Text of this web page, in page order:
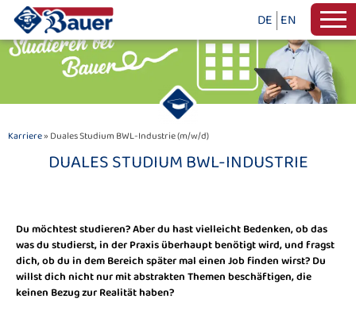
DE EN
Karriere» Duales Studium BWL-Industrie (m/w/d)
DUALES STUDIUM BWL-INDUSTRIE
Du möchtest studieren? Aber du hast vielleicht Bedenken, ob das
was du studierst, in der Praxis überhaupt benötigt wird, und fragst
dich, ob du in dem Bereich später mal einen Job finden wirst? Du
willst dich nicht nur mit abstrakten Themen beschäftigen, die
keinen Bezug zur Realität haben?